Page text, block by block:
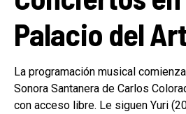
Palacio del
La programación musical
Sonora Santanera de Carlos
con acceso libre. Le siguen Yuri